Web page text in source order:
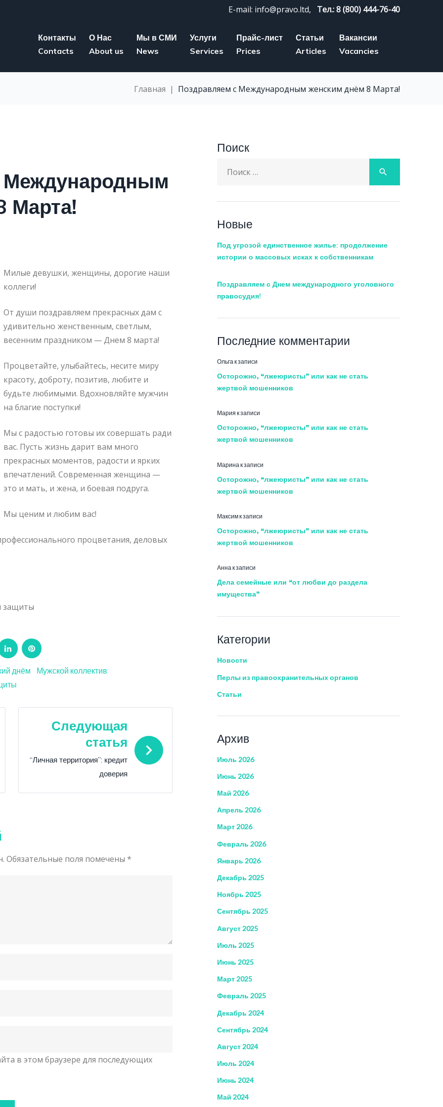
E-mail: info@pravo.ltd, Тел.: 8 (800) 444-76-40
Контакты
Contacts
О Нас
About us
Мы в СМИ
News
Услуги
Services
Прайс-лист
Prices
Статьи
Articles
Вакансии
Vacancies
Главная | Поздравляем с Международным женским днём 8 Марта!
Международным
Марта!
Милые девушки, женщины, дорогие наши
коллеги!
От души поздравляем прекрасных дам с
удивительно женственным, светлым,
весенним праздником — Днем 8 марта!
Процветайте, улыбайтесь, несите миру
красоту, доброту, позитив, любите и
будьте любимыми. Вдохновляйте мужчин
на благие поступки!
Мы с радостью готовы их совершать ради
вас. Пусть жизнь дарит вам много
прекрасных моментов, радости и ярких
впечатлений. Современная женщина —
это и мать, и жена, и боевая подруга.
Мы ценим и любим вас!
процветания, деловых
защиты
LinkedIn Pinterest
днём
Мужской коллектив
Следующая
статья
“Личная территория”: кредит
доверия
Обязательные поля помечены *
в этом браузере для последующих
Поиск
search
Новые
Под угрозой единственное жилье: продолжение
истории о массовых исках к собственникам
Поздравляем с Днем международного уголовного
правосудия!
Последние комментарии
Ольга к записи
Осторожно, “лжеюристы” или как не стать
жертвой мошенников
Мария к записи
Осторожно, “лжеюристы” или как не стать
жертвой мошенников
Марина к записи
Осторожно, “лжеюристы” или как не стать
жертвой мошенников
Максимк записи
Осторожно, “лжеюристы” или как не стать
жертвой мошенников
Аннак записи
Дела семейные или “от любви до раздела
имущества”
Категории
Новости
Перлы из правоохранительных органов
Статьи
Архив
Июль 2026
Июнь 2026
Май 2026
Апрель 2026
Март 2026
Февраль 2026
Январь 2026
Декабрь 2025
Ноябрь 2025
Сентябрь 2025
Август 2025
Июль 2025
Июнь 2025
Март 2025
Февраль 2025
Декабрь 2024
Сентябрь 2024
Август 2024
Июль 2024
Июнь 2024
Май 2024